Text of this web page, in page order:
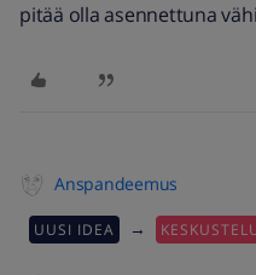
pitää olla asennettuna
Anspandeemus
UUSI IDEA →